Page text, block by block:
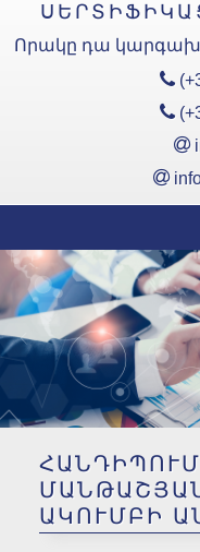
Հավատարմագրման
ՀՀ ՏԿ
Հավատարմագրման
Սերտիֆիկացման
Հավատարմագրման
ԿՀՍՄ
ոլորտ
Որակը դա
ԱԿՈՒՄԲԻ